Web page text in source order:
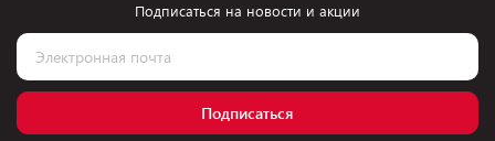
Подписаться на новости и акции
Подписаться